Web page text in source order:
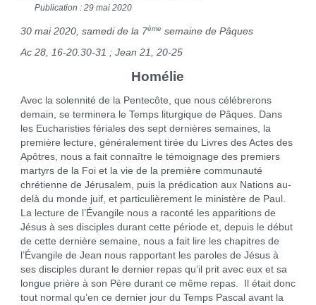
Publication : 29 mai 2020
30 mai 2020, samedi de la 7ème semaine de Pâques
Ac 28, 16-20.30-31 ; Jean 21, 20-25
Homélie
Avec la solennité de la Pentecôte, que nous célébrerons
demain, se terminera le Temps liturgique de Pâques. Dans
les Eucharisties fériales des sept dernières semaines, la
première lecture, généralement tirée du Livres des Actes des
Apôtres, nous a fait connaître le témoignage des premiers
martyrs de la Foi et la vie de la première communauté
chrétienne de Jérusalem, puis la prédication aux Nations au-
delà du monde juif, et particulièrement le ministère de Paul.
La lecture de l’Évangile nous a raconté les apparitions de
Jésus à ses disciples durant cette période et, depuis le début
de cette dernière semaine, nous a fait lire les chapitres de
l’Évangile de Jean nous rapportant les paroles de Jésus à
ses disciples durant le dernier repas qu’il prit avec eux et sa
longue prière à son Père durant ce même repas. Il était donc
tout normal qu’en ce dernier jour du Temps Pascal avant la